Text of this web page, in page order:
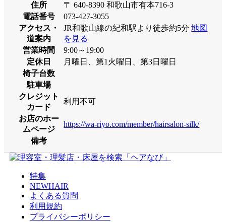
住所
〒 640-8390 和歌山市有本716-3
電話番号
073-427-3055
アクセス・
道案内
JR和歌山線の紀和駅より徒歩約5分地図
を見る
営業時間
9:00～19:00
定休日
月曜日、第1火曜日、第3日曜日
椅子台数
駐車場
クレジット
カード
利用不可
お店のホー
ムページ
https://wa-riyo.com/member/hairsalon-silk/
備考
特集
NEWHAIR
よくある質問
利用規約
プライバシーポリシー